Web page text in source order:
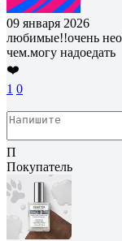
09 января 2026
любимые!!очень
чем.могу надоедать
❤️
1 0
П
Покупатель